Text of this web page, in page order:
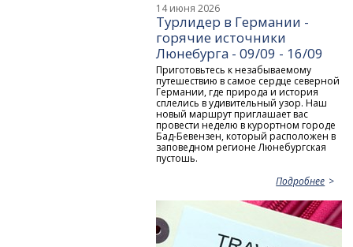
14 июня 2026
Турлидер в Германии -
горячие источники
Люнебурга - 09/09 - 16/09
Приготовьтесь к незабываемому
путешествию в самое сердце северной
Германии, где природа и история
сплелись в удивительный узор. Наш
новый маршрут приглашает вас
провести неделю в курортном городе
Бад-Бевензен, который расположен в
заповедном регионе Люнебургская
пустошь.
Подробнее